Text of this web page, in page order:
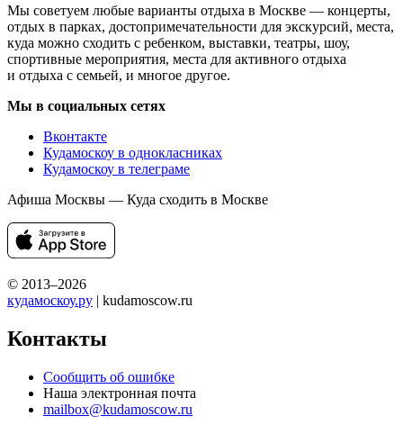
Мы советуем любые варианты отдыха в Москве — концерты,
отдых в парках, достопримечательности для экскурсий, места,
куда можно сходить с ребенком, выставки, театры, шоу,
спортивные мероприятия, места для активного отдыха
и отдыха с семьей, и многое другое.
Мы в социальных сетях
Вконтакте
Кудамоскоу в однокласниках
Кудамоскоу в телеграме
Афиша Москвы — Куда сходить в Москве
© 2013–2026
кудамоскоу.ру | kudamoscow.ru
Контакты
Сообщить об ошибке
Наша электронная почта
mailbox@kudamoscow.ru